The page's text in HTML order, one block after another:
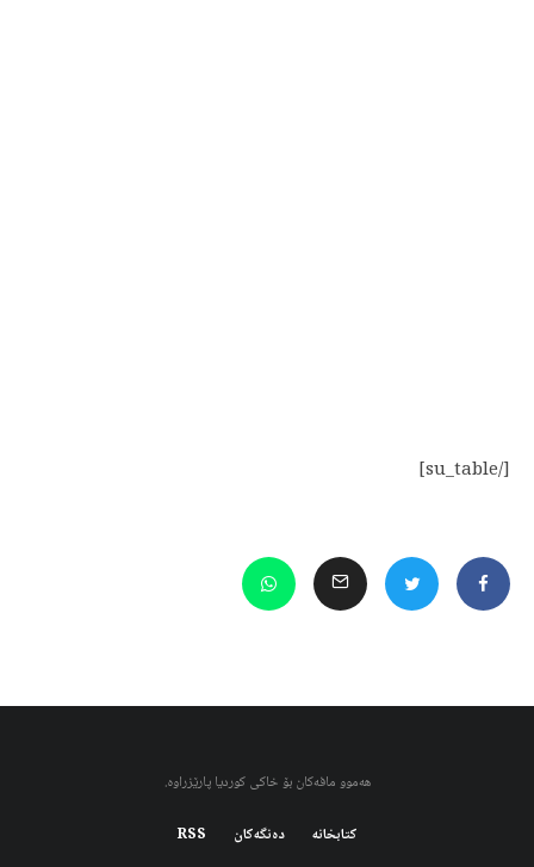
[/su_table]
هەموو مافەکان بۆ خاکی کوردیا پارێزراوە.
کتابخانه دەنگەکان RSS